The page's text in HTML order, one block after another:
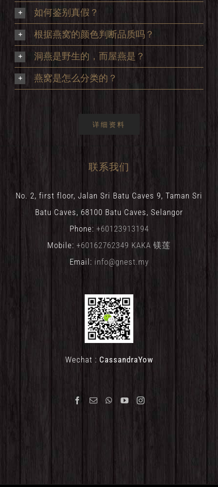
如何鉴别真假？
根据燕窝的颜色判断品质吗？
洞燕是野生的，而屋燕是？
燕窝是怎么分类的？
详细资料
联系我们
No. 2, first floor, Jalan Sri Batu Caves 9, Taman Sri
Batu Caves, 68100 Batu Caves, Selangor
Phone: +60123913194
Mobile: +60162762349 KAKA 镁莲
Email: info@gnest.my
Wechat : CassandraYow